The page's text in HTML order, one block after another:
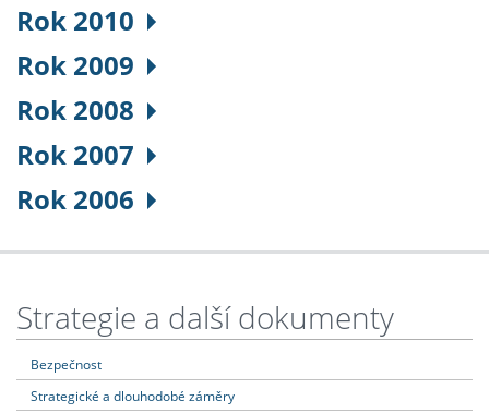
Rok 2010
Rok 2009
Rok 2008
Rok 2007
Rok 2006
Strategie a další dokumenty
Bezpečnost
Strategické a dlouhodobé záměry